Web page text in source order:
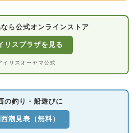
ら公式オンラインストア
リスプラザを見る
イリスオーヤマ公式
の釣り・船遊びに
西潮見表（無料）